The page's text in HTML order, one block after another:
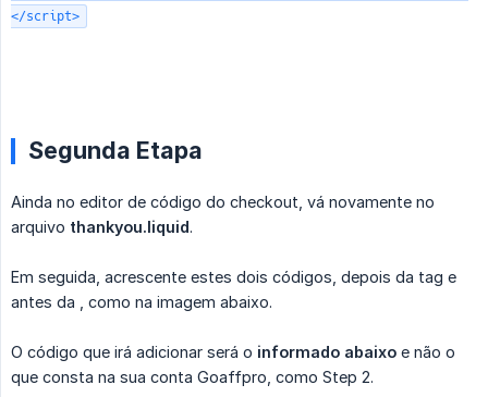
</script>
Segunda Etapa
Ainda no editor de código do checkout, vá novamente no
arquivo thankyou.liquid.
Em seguida, acrescente estes dois códigos, depois da tag e
antes da , como na imagem abaixo.
O código que irá adicionar será o informado abaixo e não o
que consta na sua conta Goaffpro, como Step 2.